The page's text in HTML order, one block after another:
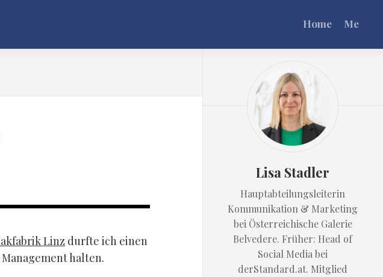
Home Me
Linz durfte ich einen
halten.
Lisa Stadler
Hauptabteilungsleiterin
Kommunikation & Marketing
bei Österreichische Galerie
Belvedere. Früher: Head of
Social Media bei
derStandard.at. Mitglied